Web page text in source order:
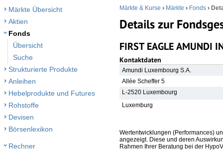
Märkte Übersicht
Aktien
Fonds
Übersicht
Suche
Strukturierte Produkte
Anleihen
Hebelprodukte und Futures
Rohstoffe
Devisen
Börsenlexikon
Rechner
Märkte & Kurse › Märkte › Fonds ›
Details zur
FIRST EAGLE AMUNDI
Kontaktdaten
Amundi Luxembourg S.A.
Allée Scheffer 5
L-2520 Luxembourg
Luxemburg
Wertentwicklungen (Performances)
angezeigt. Diese und deren
Rahmen Ihrer Beratung bei der